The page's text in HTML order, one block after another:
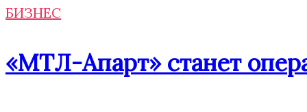
БИЗНЕС
«МТЛ-Апарт» станет